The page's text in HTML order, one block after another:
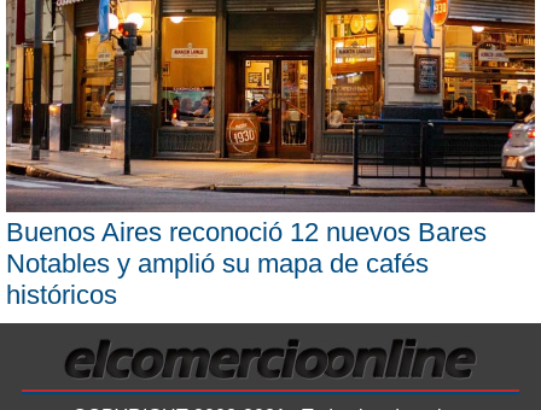
Buenos Aires reconoció 12 nuevos Bares
Notables y amplió su mapa de cafés
históricos